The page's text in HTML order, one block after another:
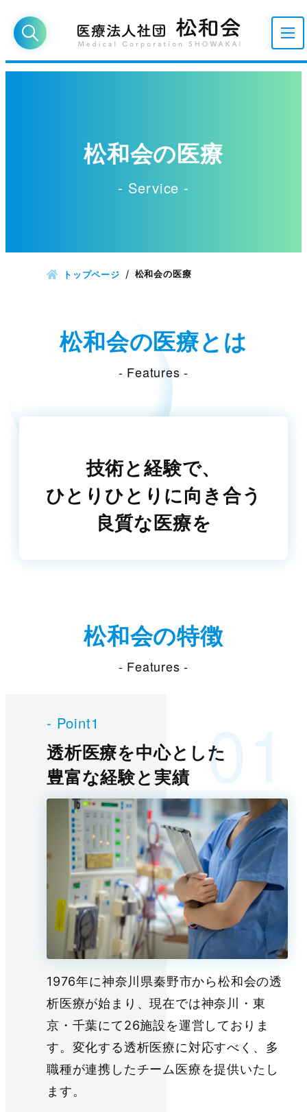
松和会の医療
- Service -
トップページ 松和会の医療
松和会の医療とは
- Features -
技術と経験で、
ひとりひとりに向き合う
良質な医療を
松和会の特徴
- Features -
- Point1
透析医療を中心とした
豊富な経験と実績
1976年に神奈川県秦野市から松和会の透
析医療が始まり、現在では神奈川・東
京・千葉にて26施設を運営しておりま
す。変化する透析医療に対応すべく、多
職種が連携したチーム医療を提供いたし
ます。